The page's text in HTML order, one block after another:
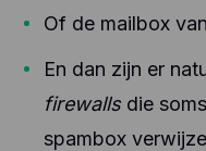
Of de mailbox
En dan zijn er
firewalls die
spambox